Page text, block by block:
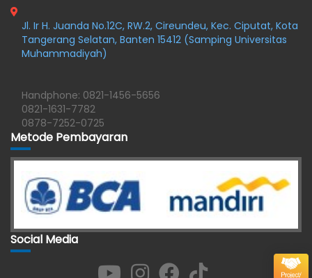
Jl. Ir H. Juanda No.12C, RW.2, Cireundeu, Kec. Ciputat, Kota
Tangerang Selatan, Banten 15412 (Samping Universitas
Muhammadiyah)
Handphone: 0821-1456-5656
0821-1631-7782
0878-7252-0725
Metode Pembayaran
Social Media